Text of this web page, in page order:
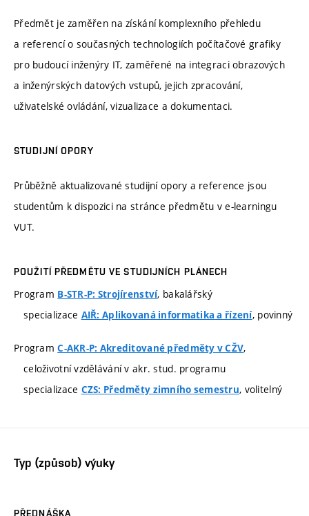
Předmět je zaměřen na získání komplexního přehledu
a referencí o současných technologiích počítačové grafiky
pro budoucí inženýry IT, zaměřené na integraci obrazových
a inženýrských datových vstupů, jejich zpracování,
uživatelské ovládání, vizualizace a dokumentaci.
STUDIJNÍ OPORY
Průběžně aktualizované studijní opory a reference jsou
studentům k dispozici na stránce předmětu v e-learningu
VUT.
POUŽITÍ PŘEDMĚTU VE STUDIJNÍCH PLÁNECH
Program B-STR-P: Strojírenství, bakalářský
specializace AIŘ: Aplikovaná informatika a řízení, povinný
ProgramC-AKR-P: Akreditované předměty v CŽV,
celoživotní vzdělávání v akr. stud. programu
specializace CZS: Předměty zimního semestru, volitelný
Typ (způsob) výuky
PŘEDNÁŠKA